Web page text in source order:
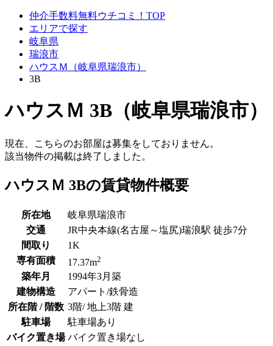
仲介手数料無料ウチコミ！TOP
エリアで探す
岐阜県
瑞浪市
ハウスＭ（岐阜県瑞浪市）
3B
ハウスＭ 3B（岐阜県瑞浪市）
現在、こちらのお部屋は募集をしておりません。
該当物件の掲載は終了しました。
ハウスＭ 3Bの賃貸物件概要
所在地
岐阜県瑞浪市
交通
JR中央本線(名古屋～塩尻)瑞浪駅 徒歩7分
間取り
1K
専有面積
17.37m2
築年月
1994年3月築
建物構造
アパート/鉄骨造
所在階 / 階数 3階/ 地上3階 建
駐車場
駐車場あり
バイク置き場 バイク置き場なし